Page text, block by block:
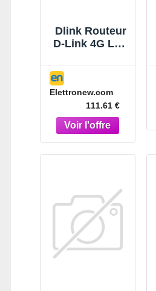
Dlink Routeur
D-Link 4G LTE
Elettronew.com
111.61 €